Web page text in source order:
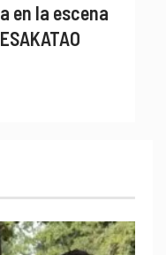
en la escena